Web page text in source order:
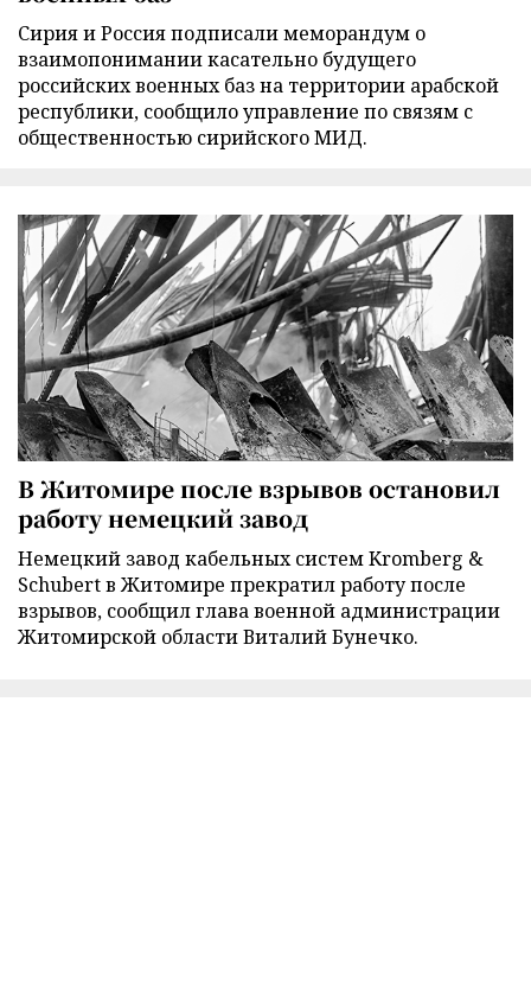
Сирия и Россия подписали меморандум о
взаимопонимании касательно будущего
российских военных баз на территории арабской
республики, сообщило управление по связям с
общественностью сирийского МИД.
В Житомире после взрывов остановил
работу немецкий завод
Немецкий завод кабельных систем Kromberg &
Schubert в Житомире прекратил работу после
взрывов, сообщил глава военной администрации
Житомирской области Виталий Бунечко.